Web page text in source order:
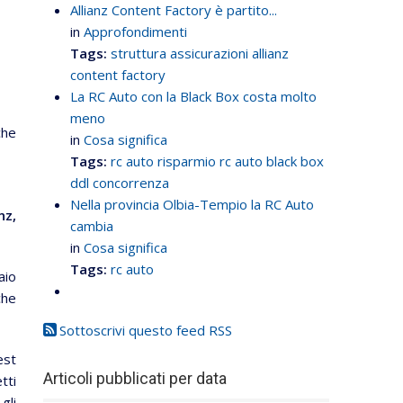
Allianz Content Factory è partito...
in Approfondimenti
Tags: struttura assicurazioni allianz
content factory
La RC Auto con la Black Box costa molto
meno
in Cosa significa
Tags: rc auto risparmio rc auto black box
ddl concorrenza
Nella provincia Olbia-Tempio la RC Auto
cambia
in Cosa significa
Tags: rc auto
Sottoscrivi questo feed RSS
Articoli pubblicati per data